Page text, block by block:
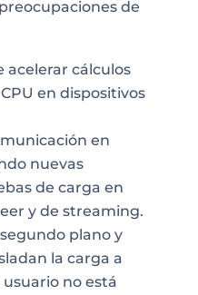
de
acelerar cálculos
en dispositivos
en
nuevas
de carga en
y de streaming.
plano y
la carga a
no está